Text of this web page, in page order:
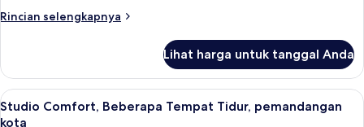
Queen,
Rincian selengkapnya
Rincian
Studio
Desain,
2
Tempat
Lihat harga untuk tanggal Anda
Lihat
semua
Studio Comfort, Beberapa Tempat
19
Studio Comfort, Beberapa Tempat Tidur, pemandangan
kota